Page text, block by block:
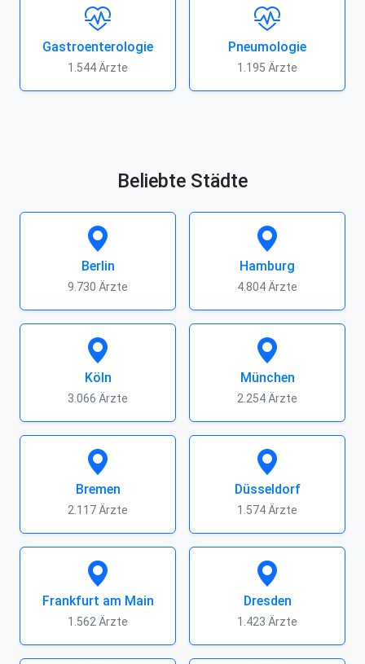
Gastroenterologie
1.544 Ärzte
Pneumologie
1.195 Ärzte
Beliebte Städte
Berlin
9.730 Ärzte
Hamburg
4.804 Ärzte
Köln
3.066 Ärzte
München
2.254 Ärzte
Bremen
2.117 Ärzte
Düsseldorf
1.574 Ärzte
Frankfurt am Main
1.562 Ärzte
Dresden
1.423 Ärzte